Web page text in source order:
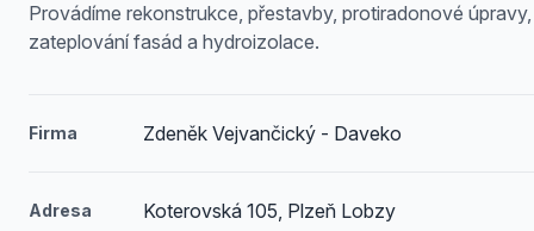
Provádíme rekonstrukce, přestavby, protiradonové úpravy,
zateplování fasád a hydroizolace.
Firma Zdeněk Vejvančický - Daveko
Adresa Koterovská 105, Plzeň Lobzy